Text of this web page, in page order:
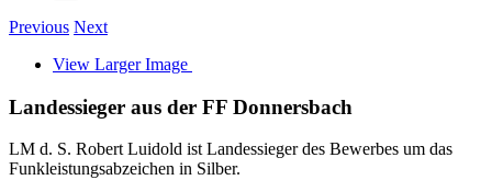
Previous Next
View Larger Image
Landessieger aus der FF Donnersbach
LM d. S. Robert Luidold ist Landessieger des Bewerbes um das
Funkleistungsabzeichen in Silber.